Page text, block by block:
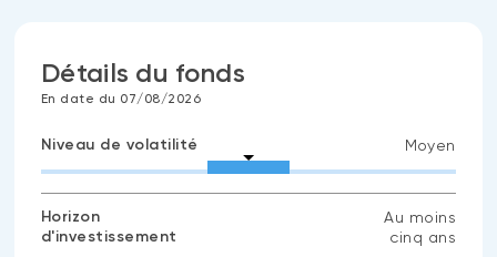
Détails du fonds
En date du 07/08/2026
Niveau de volatilité Moyen
Horizon
d'investissement
Au moins
cinq ans